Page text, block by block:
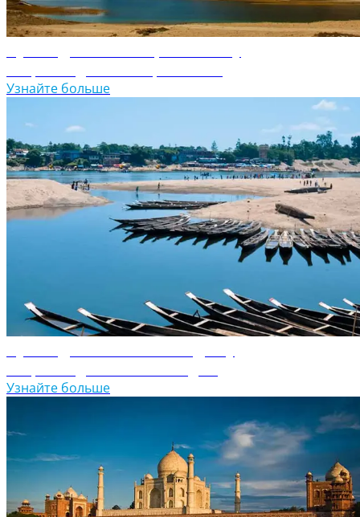
Узнайте больше
Узнайте больше